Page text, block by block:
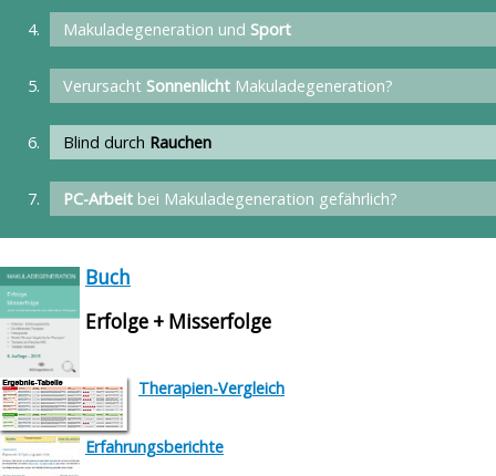
Makuladegeneration und Sport
Verursacht Sonnenlicht Makuladegeneration?
Blind durch Rauchen
PC-Arbeit bei Makuladegeneration gefährlich?
Buch
Erfolge + Misserfolge
Therapien-Vergleich
Erfahrungsberichte